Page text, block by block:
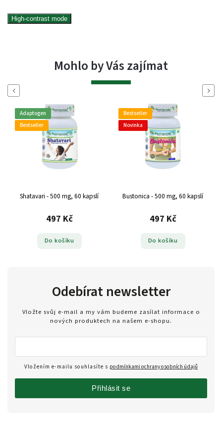
High-contrast mode
Mohlo by Vás zajímat
Previous Next
Adaptogen
Bestseller
Shatavari - 500 mg, 60 kapslí
497 Kč
Do košíku
Bestseller
Novinka
Bustonica - 500 mg, 60 kapslí
497 Kč
Do košíku
Odebírat newsletter
Vložte svůj e-mail a my vám budeme zasílat informace o
nových produktech na našem e-shopu.
Vložením e-mailu souhlasíte s podmínkami ochrany osobních údajů
Přihlásit se